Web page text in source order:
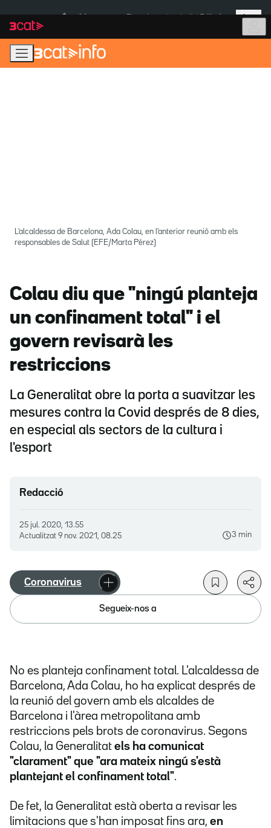
navegació
principal
contingut
Més
L'alcaldessa de Barcelona, Ada Colau, en l'anterior reunió amb els
responsables de Salut (EFE/Marta Pérez)
Colau diu que "ningú planteja
un confinament total" i el
govern revisarà les
restriccions
La Generalitat obre la porta a suavitzar les
mesures contra la Covid després de 8 dies,
en especial als sectors de la cultura i
l'esport
Redacció
25 jul. 2020, 13.55
Actualitzat 9 nov. 2021, 08.25 3 min
Coronavirus
Segueix-nos a
No es planteja confinament total. L'alcaldessa de
Barcelona, Ada Colau, ho ha explicat després de
la reunió del govern amb els alcaldes de
Barcelona i l'àrea metropolitana amb
restriccions pels brots de coronavirus. Segons
Colau, la Generalitat els ha comunicat
"clarament" que "ara mateix ningú s'està
plantejant el confinament total".
De fet, la Generalitat està oberta a revisar les
limitacions que s'han imposat fins ara, en